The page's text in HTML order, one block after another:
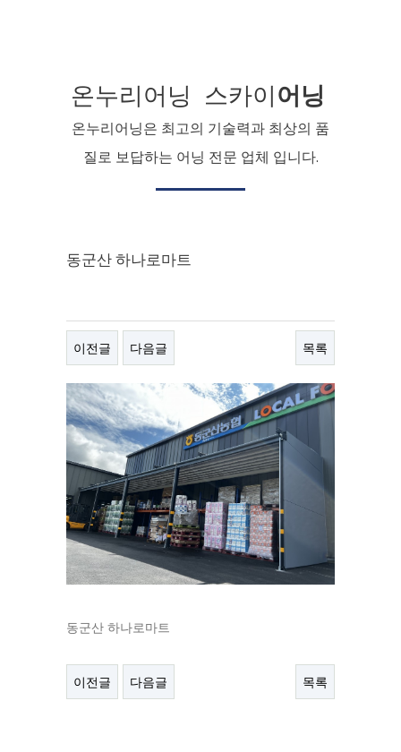
온누리어닝 스카이어닝
온누리어닝은 최고의 기술력과 최상의 품
질로 보답하는 어닝 전문 업체 입니다.
동군산 하나로마트
이전글 다음글 목록
동군산 하나로마트
이전글 다음글 목록